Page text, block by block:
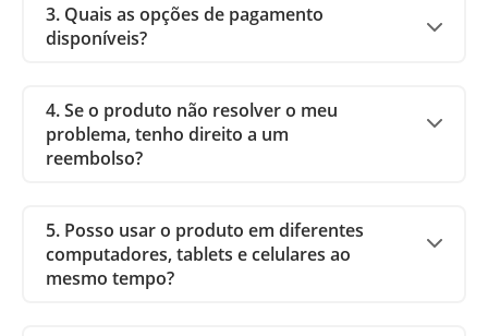
3. Quais as opções de pagamento
disponíveis?
4. Se o produto não resolver o meu
problema, tenho direito a um
reembolso?
5. Posso usar o produto em diferentes
computadores, tablets e celulares ao
mesmo tempo?